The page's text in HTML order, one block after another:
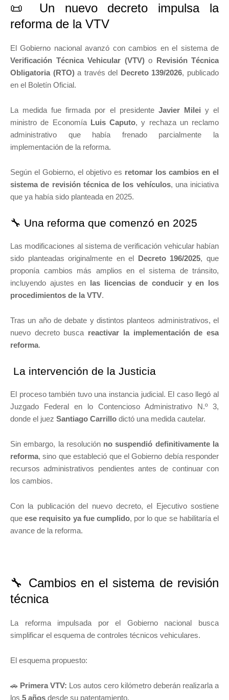
📜 Un nuevo decreto impulsa la
reforma de la VTV
El Gobierno nacional avanzó con cambios en el sistema de
Verificación Técnica Vehicular (VTV)o Revisión Técnica
Obligatoria (RTO)a través del Decreto 139/2026, publicado
en el Boletín Oficial.
La medida fue firmada por el presidente Javier Milei y el
ministro de Economía Luis Caputo, y rechaza un reclamo
administrativo que había frenado parcialmente la
implementación de la reforma.
Según el Gobierno, el objetivo es retomar los cambios en el
sistema de revisión técnica de los vehículos, una iniciativa
que ya había sido planteada en 2025.
🔧 Una reforma que comenzó en 2025
Las modificaciones al sistema de verificación vehicular habían
sido planteadas originalmente en el Decreto 196/2025, que
proponía cambios más amplios en el sistema de tránsito,
incluyendo ajustes en las licencias de conducir y en los
procedimientos de la VTV.
Tras un año de debate y distintos planteos administrativos, el
nuevo decreto busca reactivar la implementación de esa
reforma.
La intervención de la Justicia
El proceso también tuvo una instancia judicial. El caso llegó al
Juzgado Federal en lo Contencioso Administrativo N.º 3,
donde el juez Santiago Carrillo dictó una medida cautelar.
Sin embargo, la resolución no suspendió definitivamente la
reforma, sino que estableció que el Gobierno debía responder
recursos administrativos pendientes antes de continuar con
los cambios.
Con la publicación del nuevo decreto, el Ejecutivo sostiene
queese requisito ya fue cumplido, por lo que se habilitaría el
avance de la reforma.
🔧 Cambios en el sistema de revisión
técnica
La reforma impulsada por el Gobierno nacional busca
simplificar el esquema de controles técnicos vehiculares.
El esquema propuesto:
🚗 Primera VTV: Los autos cero kilómetro deberán realizarla a
los 5 años desde su patentamiento.